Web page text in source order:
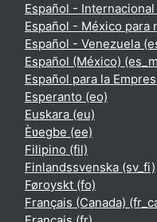
Español - Internacional
Español - México para
Español - Venezuela
Español (México)
Español para la
Esperanto ‎(eo)‎
Euskara ‎(eu)‎
Èʋegbe ‎(ee)‎
Filipino ‎(fil)‎
Finlandssvenska ‎(sv_fi)‎
Føroyskt ‎(fo)‎
Français (Canada)